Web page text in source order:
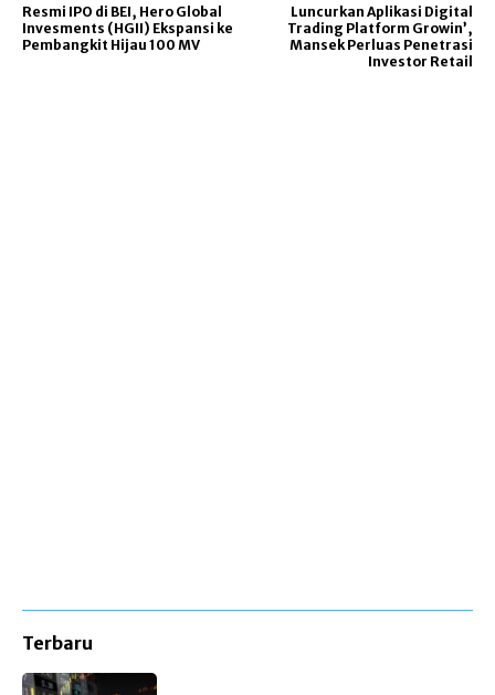
Resmi IPO di BEI, Hero Global
Invesments (HGII) Ekspansi ke
Pembangkit Hijau 100 MV
Luncurkan Aplikasi Digital
Trading Platform Growin’,
Mansek Perluas Penetrasi
Investor Retail
Terbaru